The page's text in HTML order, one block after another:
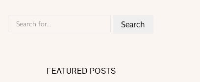
Search
FEATURED POSTS